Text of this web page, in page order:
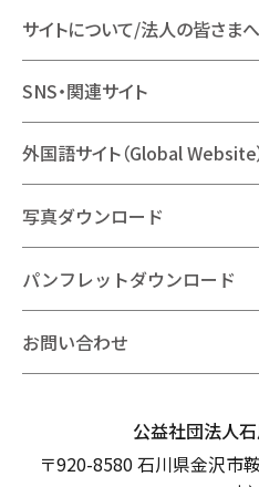
サイトについて/法人の皆さまへ
SNS・関連サイト
外国語サイト（Global Website
写真ダウンロード
パンフレットダウンロード
お問い合わせ
公益社団法人
〒920-8580 石川県金沢市